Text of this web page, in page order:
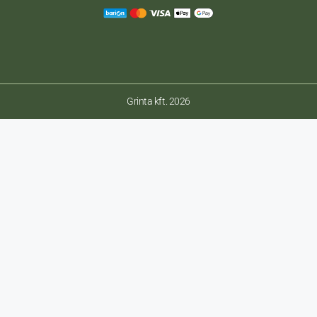
Grinta kft. 2026